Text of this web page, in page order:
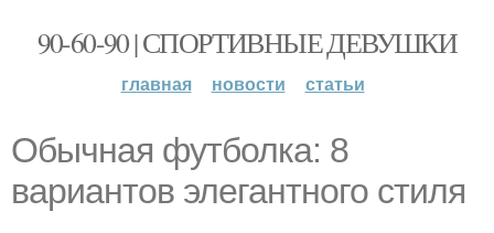
90-60-90 | СПОРТИВНЫЕ ДЕВУШКИ
главная новости статьи
Обычная футболка: 8
вариантов элегантного стиля